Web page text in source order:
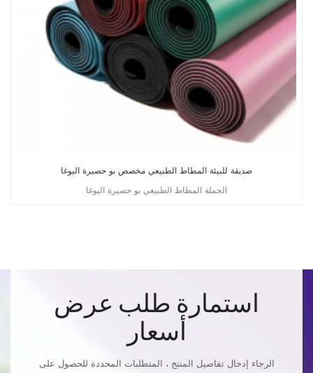
صديقة للبيئة المطاط الطبيعي مخصص بو حصيرة اليوغا
الجملة المطاط الطبيعي بو حصيرة اليوغا
استمارة طلب عرض
أسعار
الرجاء إدخال تفاصيل المنتج ، المتطلبات المحددة للحصول على